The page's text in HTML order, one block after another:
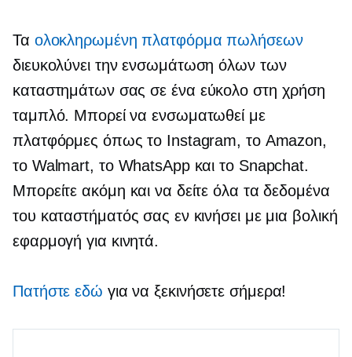
Τα ολοκληρωμένη πλατφόρμα πωλήσεων
διευκολύνει την ενσωμάτωση όλων των
καταστημάτων σας σε ένα εύκολο στη χρήση
ταμπλό. Μπορεί να ενσωματωθεί με
πλατφόρμες όπως το Instagram, το Amazon,
το Walmart, το WhatsApp και το Snapchat.
Μπορείτε ακόμη και να δείτε όλα τα δεδομένα
του καταστήματός σας εν κινήσει με μια βολική
εφαρμογή για κινητά.
Πατήστε εδώ για να ξεκινήσετε σήμερα!